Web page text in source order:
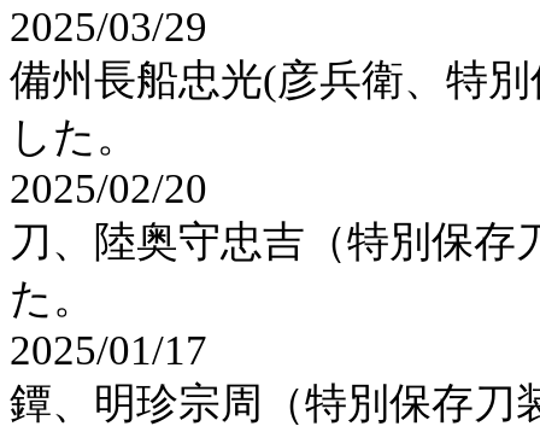
2025/03/29
備州長船忠光(彦兵衛、特
した。
2025/02/20
刀、陸奥守忠吉（特別保
た。
2025/01/17
鐔、明珍宗周（特別保存刀